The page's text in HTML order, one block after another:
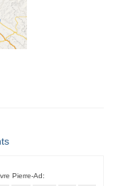
Pierre-Ad: